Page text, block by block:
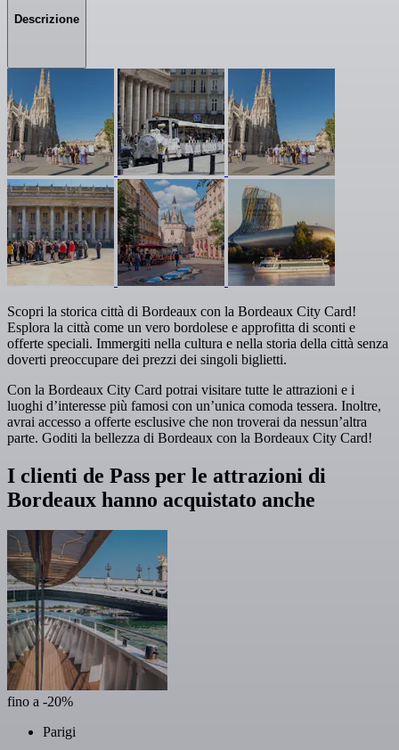
Descrizione
Scopri la storica città di Bordeaux con la Bordeaux City Card!
Esplora la città come un vero bordolese e approfitta di sconti e
offerte speciali. Immergiti nella cultura e nella storia della città senza
doverti preoccupare dei prezzi dei singoli biglietti.
Con la Bordeaux City Card potrai visitare tutte le attrazioni e i
luoghi d’interesse più famosi con un’unica comoda tessera. Inoltre,
avrai accesso a offerte esclusive che non troverai da nessun’altra
parte. Goditi la bellezza di Bordeaux con la Bordeaux City Card!
I clienti de Pass per le attrazioni di
Bordeaux hanno acquistato anche
fino a -20%
Parigi